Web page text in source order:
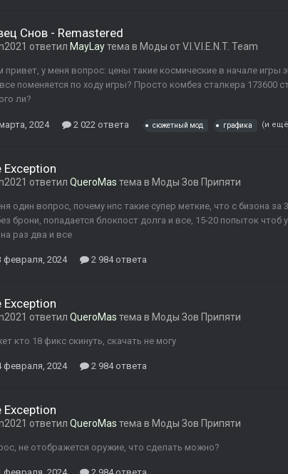
Снов - Remastered
ответил MayLayтема в Моды от V.I.V.I.E.N.T. Team
привет, у меня вопрос: цены такие космические в начале игры
поменяется по ходу игры? Просто комбез сталкера 173600
ли?
2024 2 022 ответа сюжетный мод графика (и
Exception
ответил QueroMas тема в Моды Зов Припяти
один вопрос, почему нпс такие супер меткие, что с бизона
брони, попадается блокпост долга и все, 15-20 попыток
раз два и все
февраля, 2024 2 984 ответа
Exception
ответил QueroMas тема в Моды Зов Припяти
кто 18 фикс скинуть, скачать не могу
февраля, 2024 2 984 ответа
Exception
ответил QueroMas тема в Моды Зов Припяти
не отображется оружие, что сделать можно?